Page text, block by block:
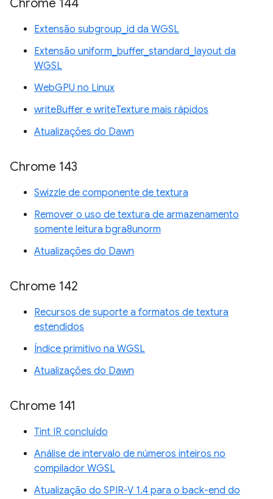
Chrome 144
Extensão subgroup_id da WGSL
Extensão uniform_buffer_standard_layout da
WGSL
WebGPU no Linux
writeBuffer e writeTexture mais rápidos
Atualizações do Dawn
Chrome 143
Swizzle de componente de textura
Remover o uso de textura de armazenamento
somente leitura bgra8unorm
Atualizações do Dawn
Chrome 142
Recursos de suporte a formatos de textura
estendidos
Índice primitivo na WGSL
Atualizações do Dawn
Chrome 141
Tint IR concluído
Análise de intervalo de números inteiros no
compilador WGSL
Atualização do SPIR-V 1.4 para o back-end do